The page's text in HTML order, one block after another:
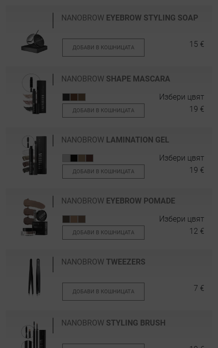
NANOBROW EYEBROW STYLING SOAP
ДОБАВИ В КОШНИЦАТА 15 €
NANOBROW SHAPE MASCARA
Избери цвят
ДОБАВИ В КОШНИЦАТА 19 €
NANOBROW LAMINATION GEL
Избери цвят
ДОБАВИ В КОШНИЦАТА 19 €
NANOBROW EYEBROW POMADE
Избери цвят
ДОБАВИ В КОШНИЦАТА 12 €
NANOBROW TWEEZERS
ДОБАВИ В КОШНИЦАТА 7 €
NANOBROW STYLING BRUSH